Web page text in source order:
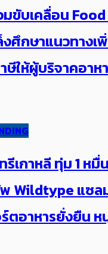
มขับเคลื่อน
งศึกษาแนวทางเ
ษีให้ผู้บริจาคอาห
เกาหลี ทุ่ม 1 หมื่
Wildtype แซล
ตอาหารยั่งยืน ห